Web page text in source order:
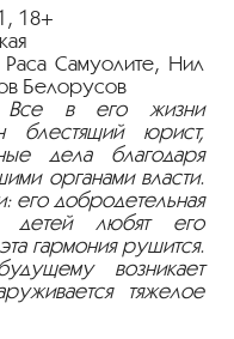
18+
Самуолите, Нил
Белорусов
Все в его жизни
блестящий юрист,
дела благодаря
органами власти.
его добродетельная
любят его
гармония рушится.
возникает
тяжелое